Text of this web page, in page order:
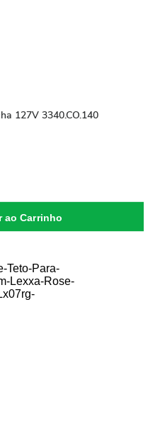
127V 3340.CO.140
ao Carrinho